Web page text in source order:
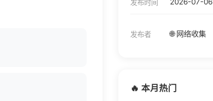
发布时间
发布者 🌐 网络收集
🔥 本月热门